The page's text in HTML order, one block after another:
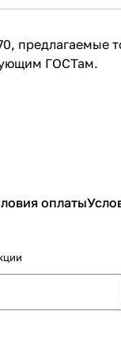
предлагаемые
ГОСТам.
оплаты